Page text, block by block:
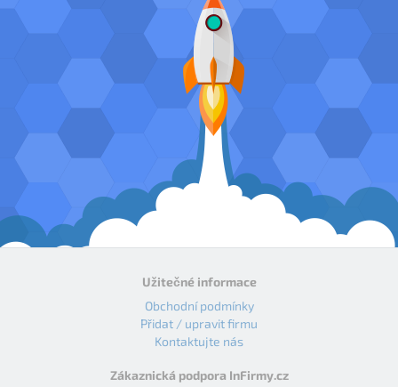
Užitečné informace
Obchodní podmínky
Přidat / upravit firmu
Kontaktujte nás
Zákaznická podpora InFirmy.cz